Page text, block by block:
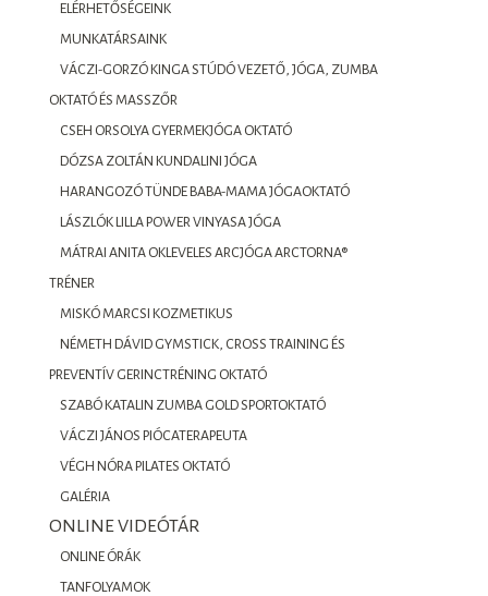
ELÉRHETŐSÉGEINK
MUNKATÁRSAINK
VÁCZI-GORZÓ KINGA STÚDÓ VEZETŐ, JÓGA, ZUMBA
OKTATÓ ÉS MASSZŐR
CSEH ORSOLYA GYERMEKJÓGA OKTATÓ
DÓZSA ZOLTÁN KUNDALINI JÓGA
HARANGOZÓ TÜNDE BABA-MAMA JÓGAOKTATÓ
LÁSZLÓK LILLA POWER VINYASA JÓGA
MÁTRAI ANITA OKLEVELES ARCJÓGA ARCTORNA®
TRÉNER
MISKÓ MARCSI KOZMETIKUS
NÉMETH DÁVID GYMSTICK, CROSS TRAINING ÉS
PREVENTÍV GERINCTRÉNING OKTATÓ
SZABÓ KATALIN ZUMBA GOLD SPORTOKTATÓ
VÁCZI JÁNOS PIÓCATERAPEUTA
VÉGH NÓRA PILATES OKTATÓ
GALÉRIA
ONLINE VIDEÓTÁR
ONLINE ÓRÁK
TANFOLYAMOK